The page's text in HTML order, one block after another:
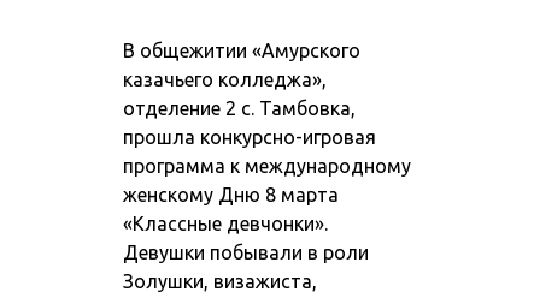
В общежитии «Амурского
казачьего колледжа»,
отделение 2 с. Тамбовка,
прошла конкурсно-игровая
программа к международному
женскому Дню 8 марта
«Классные девчонки».
Девушки побывали в роли
Золушки, визажиста,